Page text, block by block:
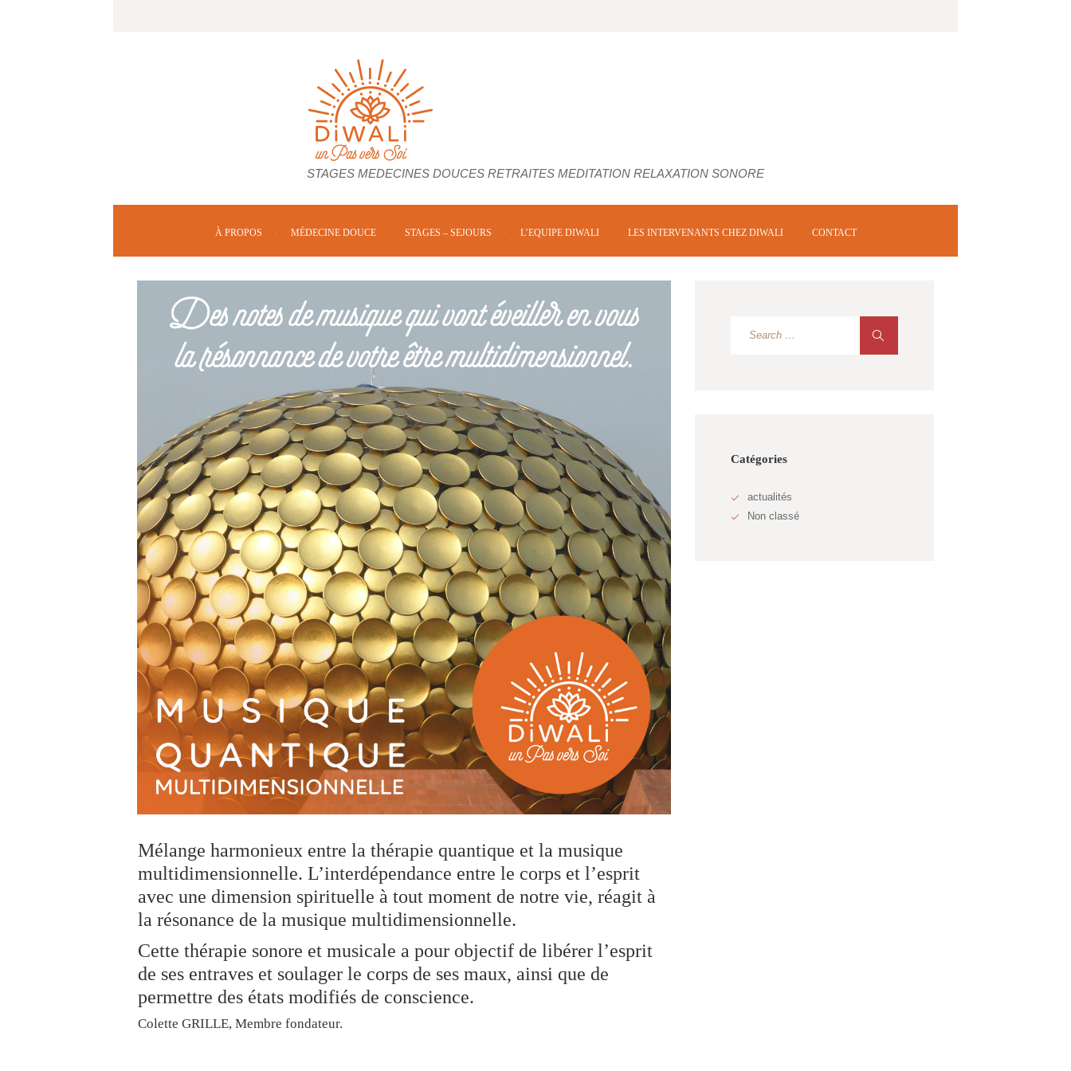
STAGES MEDECINES DOUCES RETRAITES MEDITATION RELAXATION SONORE
À PROPOS MÉDECINE DOUCE STAGES – SEJOURS L’EQUIPE DIWALI LES INTERVENANTS CHEZ DIWALI CONTACT
Mélange harmonieux entre la thérapie quantique et la musique
multidimensionnelle. L’interdépendance entre le corps et l’esprit
avec une dimension spirituelle à tout moment de notre vie, réagit à
la résonance de la musique multidimensionnelle.
Cette thérapie sonore et musicale a pour objectif de libérer l’esprit
de ses entraves et soulager le corps de ses maux, ainsi que de
permettre des états modifiés de conscience.
Colette GRILLE, Membre fondateur.
Catégories
actualités
Non classé